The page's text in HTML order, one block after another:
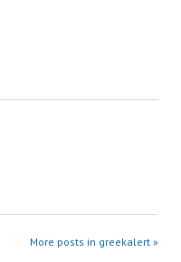
More posts in greekalert »